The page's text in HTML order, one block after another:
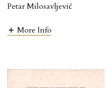
Petar Milosavljević
More Info